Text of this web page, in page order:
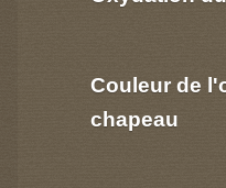
Couleur de
chapeau